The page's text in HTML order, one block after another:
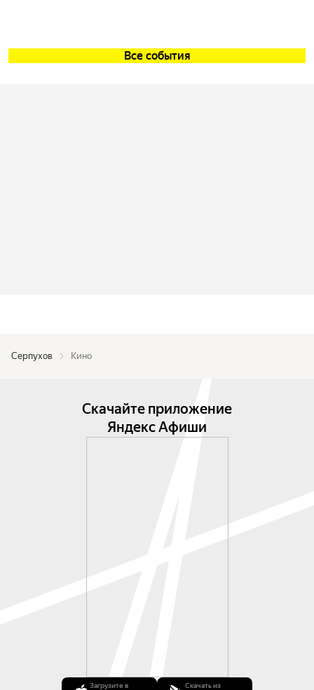
Все события
Серпухов Кино
Скачайте приложение
Яндекс Афиши
Загрузите в Скачать из